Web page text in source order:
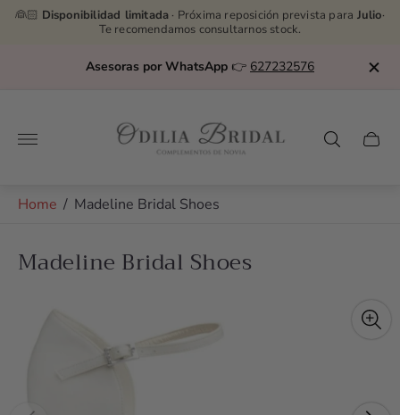
👰🏻 Disponibilidad limitada · Próxima reposición prevista para Julio·
Te recomendamos consultarnos stock.
Asesoras por WhatsApp 👉 627232576
Store
logo"
Cart
Home / Madeline Bridal Shoes
Madeline Bridal Shoes